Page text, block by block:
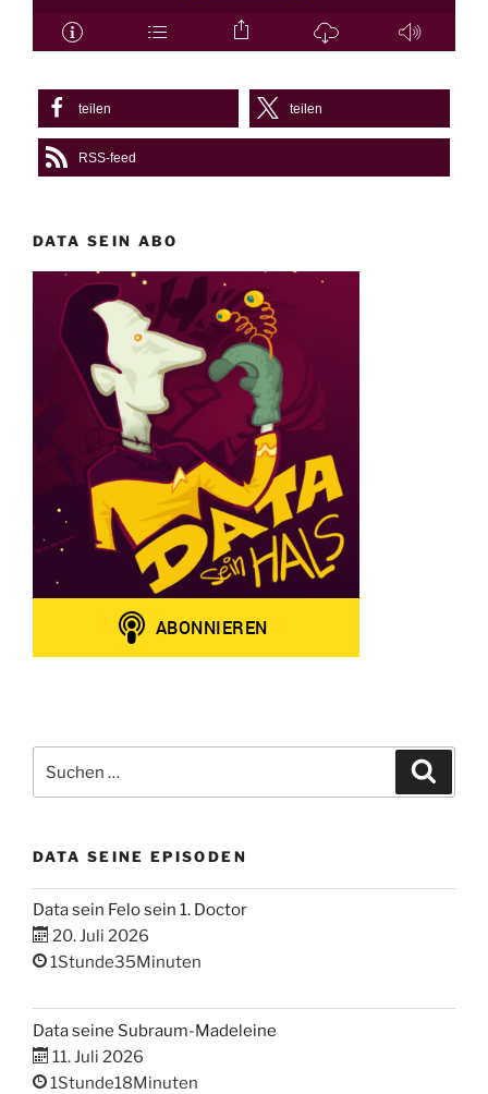
teilen teilen
RSS-feed
DATA SEIN ABO
nach:
DATA SEINE EPISODEN
Data sein Felo sein 1. Doctor
20. Juli 2026
1Stunde35Minuten
Data seine Subraum-Madeleine
11. Juli 2026
1Stunde18Minuten